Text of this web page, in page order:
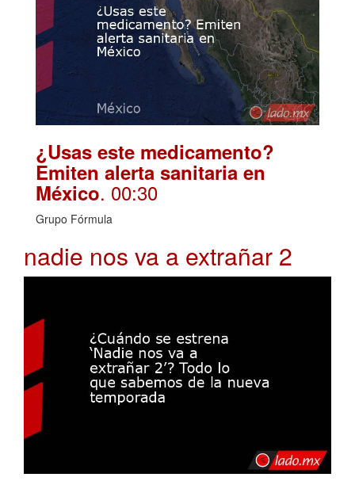
¿Usas este medicamento?
Emiten alerta sanitaria en
México. 00:30
Grupo Fórmula
nadie nos va a extrañar 2